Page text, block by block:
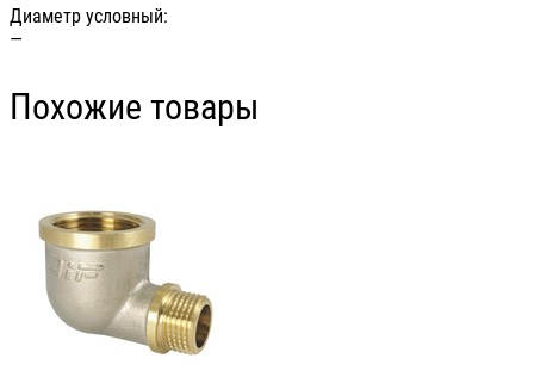
Диаметр условный:
—
Похожие товары